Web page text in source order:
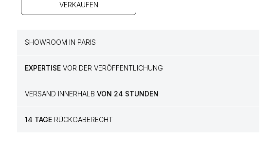
VERKAUFEN
SHOWROOM IN PARIS
EXPERTISE VOR DER VERÖFFENTLICHUNG
VERSAND INNERHALBVON 24 STUNDEN
14 TAGE RÜCKGABERECHT